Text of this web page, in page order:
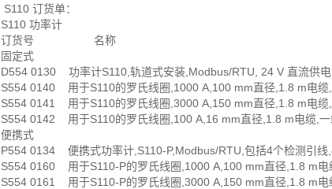
S110 订货单：
S110 功率计
订货号 名称
固定式
D554 0130 功率计S110,轨道式安装,Modbus/RTU, 24 V 直流供电
S554 0140 用于S110的罗氏线圈,1000 A,100 mm直径,1.8 m电缆
S554 0141 用于S110的罗氏线圈,3000 A,150 mm直径,1.8 m电缆
S554 0142 用于S110的罗氏线圈,100 A,16 mm直径,1.8 m电缆,一
便携式
P554 0134 便携式功率计,S110-P,Modbus/RTU,包括4个检测引线
S554 0160 用于S110-P的罗氏线圈,1000 A,100 mm直径,1.8 m电
S554 0161 用于S110-P的罗氏线圈,3000 A,150 mm直径,1.8 m电